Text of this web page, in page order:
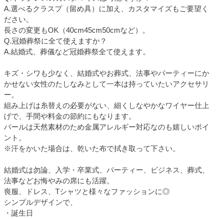
A.選べるクラスプ（留め具）に加え、カスタマイズもご要望く
ださい。
長さの変更もOK（40cm45cm50cmなど）。
Q.冠婚葬祭に全て使えますか？
A.結婚式、葬儀など冠婚葬祭全て使えます。
キズ・シワも少なく、結婚式やお葬式、法事やパーティーにか
かせない女性のたしなみとして一本は持っていたいアクセサリ
ー。
組み上げは糸替えの必要がない、細くしなやかなワイヤー仕上
げで、手間や料金の節約にもなります。
パールは天然素材のため金属アレルギー対応なのも嬉しいポイ
ント。
※汗をかいた場合は、乾いた布で拭き取って下さい。
結婚式は勿論、入学・卒業式、パーティー、ビジネス、葬式、
法事などお悔やみの席にも活躍。
喪服、ドレス、Tシャツと様々なファッションに◎
シンプルデザインで、
・誕生日